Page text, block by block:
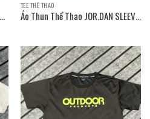
TEE THỂ THAO
Áo Thun Thể Thao JOR.DAN SLEEVE